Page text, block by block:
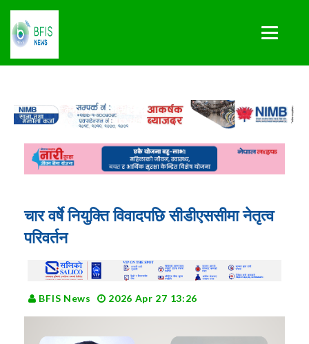
चार वर्षे नियुक्ति विवादपछि सीडीएससीमा नेतृत्व
परिवर्तन
BFIS News 2026 Apr 27 13:26